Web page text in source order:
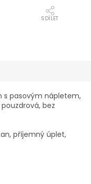
SDÍLET
s pasovým nápletem,
bez
příjemný úplet,